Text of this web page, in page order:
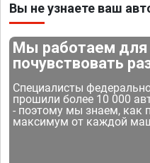
Вы не узнаете ваш
Мы работаем
почувствовать
Специалисты
прошили более 10 000
- поэтому мы знаем, как
максимум от каждой